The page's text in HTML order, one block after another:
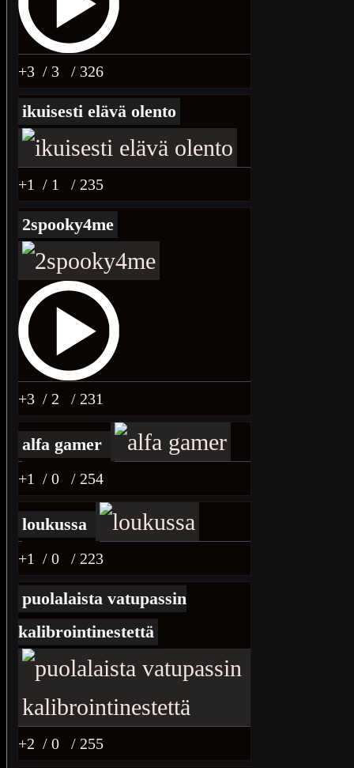
+3 / 3 / 326
ikuisesti elävä olento
+1 / 1 / 235
2spooky4me
+3 / 2 / 231
alfa gamer
+1 / 0 / 254
loukussa
+1 / 0 / 223
puolalaista vatupassin
kalibrointinestettä
+2 / 0 / 255